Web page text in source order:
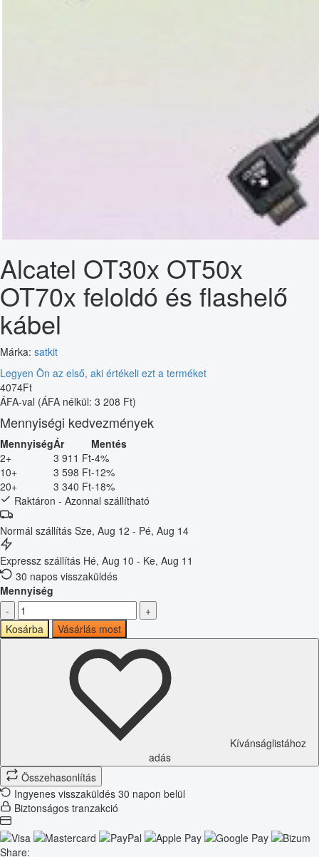
Alcatel OT30x OT50x
OT70x feloldó és flashelő
kábel
Márka: satkit
Legyen Ön az első, aki értékeli ezt a terméket
4074Ft
ÁFA-val (ÁFA nélkül: 3 208 Ft)
Mennyiségi kedvezmények
MennyiségÁr
Mentés
2+
3 911 Ft-4%
10+
3 598 Ft-12%
20+
3 340 Ft-18%
Raktáron - Azonnal szállítható
Normál szállítás Sze, Aug 12 - Pé, Aug 14
Expressz szállítás Hé, Aug 10 - Ke, Aug 11
30 napos visszaküldés
Mennyiség
-
+
Kosárba
Vásárlás most
Kívánságlistához
adás
Összehasonlítás
Ingyenes visszaküldés 30 napon belül
Biztonságos tranzakció
Share: